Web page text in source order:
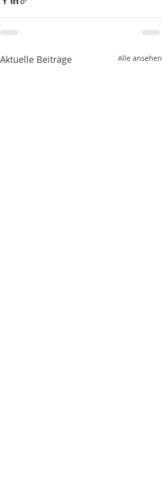
Aktuelle Beiträge Alle ansehen